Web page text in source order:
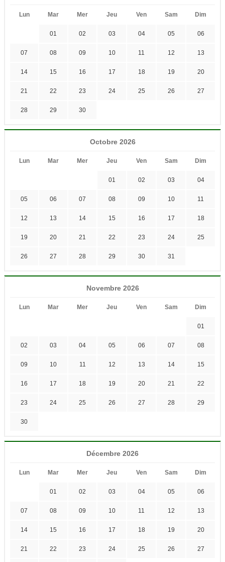
Lun Mar Mer Jeu Ven Sam Dim
01 02 03 04 05 06
07 08 09 10 11 12 13
14 15 16 17 18 19 20
21 22 23 24 25 26 27
28 29 30
Octobre 2026
Lun Mar Mer Jeu Ven Sam Dim
01 02 03 04
05 06 07 08 09 10 11
12 13 14 15 16 17 18
19 20 21 22 23 24 25
26 27 28 29 30 31
Novembre 2026
Lun Mar Mer Jeu Ven Sam Dim
01
02 03 04 05 06 07 08
09 10 11 12 13 14 15
16 17 18 19 20 21 22
23 24 25 26 27 28 29
30
Décembre 2026
Lun Mar Mer Jeu Ven Sam Dim
01 02 03 04 05 06
07 08 09 10 11 12 13
14 15 16 17 18 19 20
21 22 23 24 25 26 27